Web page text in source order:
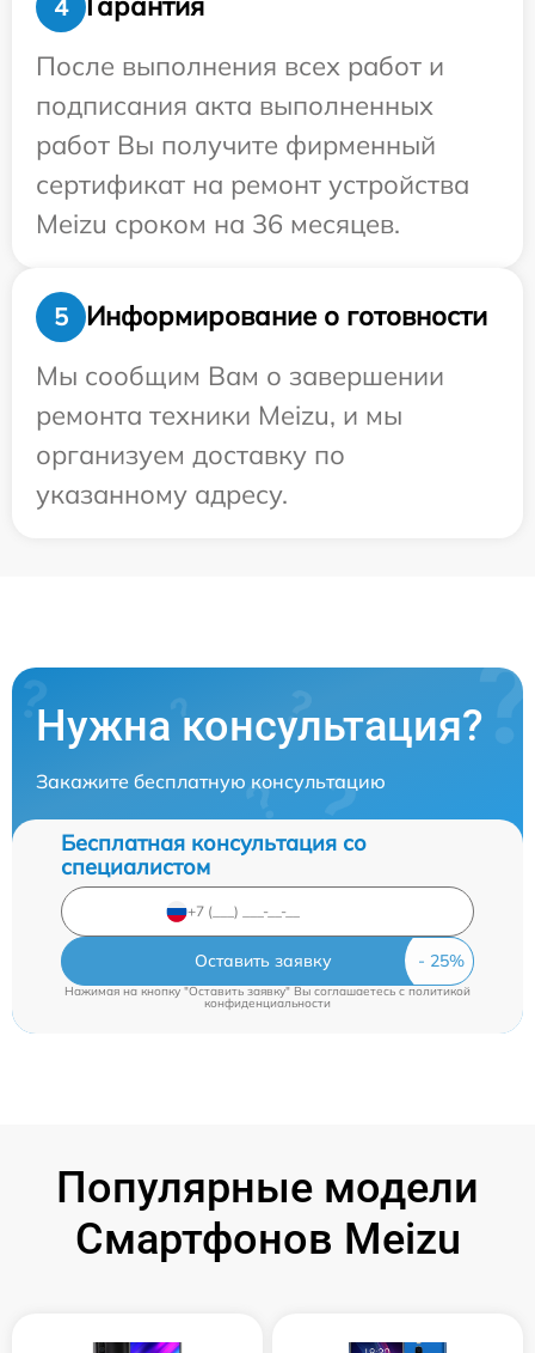
4
После выполнения всех работ и
подписания акта выполненных
работ Вы получите фирменный
сертификат на ремонт устройства
Meizu сроком на 36 месяцев.
5
Информирование о готовности
Мы сообщим Вам о завершении
ремонта техники Meizu, и мы
организуем доставку по
указанному адресу.
Нужна консультация?
Закажите бесплатную консультацию
Бесплатная консультация со
специалистом
Оставить заявку
Нажимая на кнопку "Оставить заявку" Вы соглашаетесь cполитикой
конфиденциальности
Популярные модели
Смартфонов Meizu